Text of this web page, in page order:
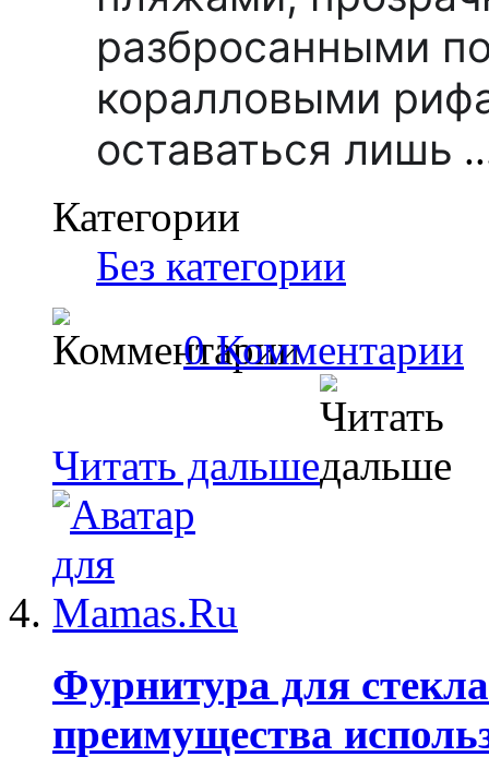
разбросанными
коралловыми
оставаться лишь
Категории
Без категории
0 Комментарии
Читать дальше
Фурнитура для
преимущества